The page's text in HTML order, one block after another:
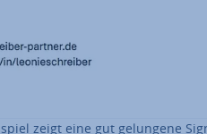
zeigt eine gut gelungene